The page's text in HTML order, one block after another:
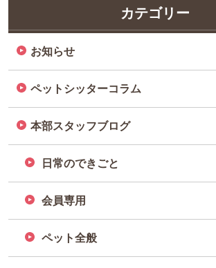
カテゴリー
お知らせ
ペットシッターコラム
本部スタッフブログ
日常のできごと
会員専用
ペット全般